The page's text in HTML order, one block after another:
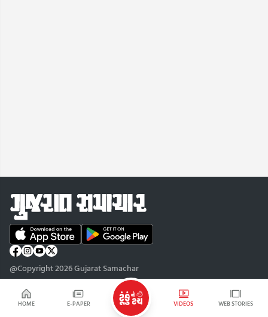
HOME E-PAPER VIDEOS WEB STORIES
@Copyright 2026 Gujarat Samachar